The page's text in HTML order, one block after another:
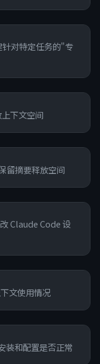
对特定任务的"专
下文空间
留摘要释放空间
Claude Code 设
文使用情况
装和配置是否正常